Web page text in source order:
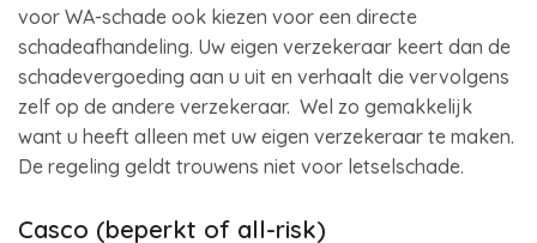
voor WA-schade ook kiezen voor een directe
schadeafhandeling. Uw eigen verzekeraar keert dan de
schadevergoeding aan u uit en verhaalt die vervolgens
zelf op de andere verzekeraar. Wel zo gemakkelijk
want u heeft alleen met uw eigen verzekeraar te maken.
De regeling geldt trouwens niet voor letselschade.
Casco (beperkt of all-risk)